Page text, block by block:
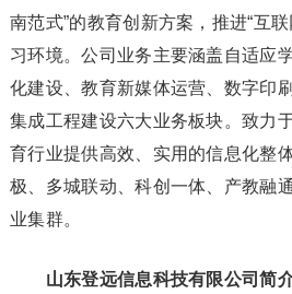
南范式”的教育创新方案，推进“互
习环境。公司业务主要涵盖自适应
化建设、教育新媒体运营、数字印
集成工程建设六大业务板块。致力
育行业提供高效、实用的信息化整
极、多城联动、科创一体、产教融
业集群。
山东登远信息科技有限公司简